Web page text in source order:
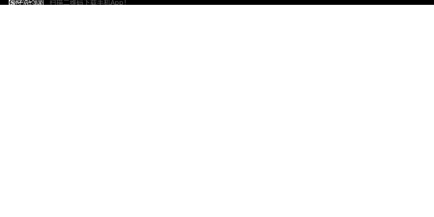
扫描二维码下载手机App！